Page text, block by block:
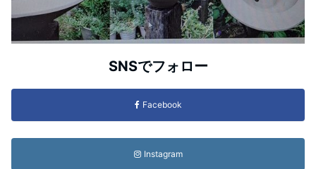
SNSでフォロー
Facebook
Instagram